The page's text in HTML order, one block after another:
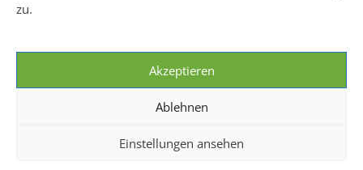
zu.
Akzeptieren
Ablehnen
Einstellungen ansehen